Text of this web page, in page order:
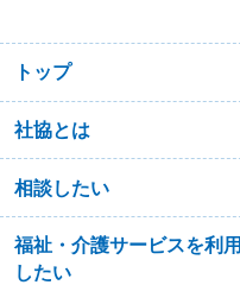
トップ
社協とは
相談したい
福祉・介護サービスを利用
したい